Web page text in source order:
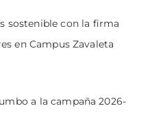
sostenible con la firma
en Campus Zavaleta
a la campaña 2026-